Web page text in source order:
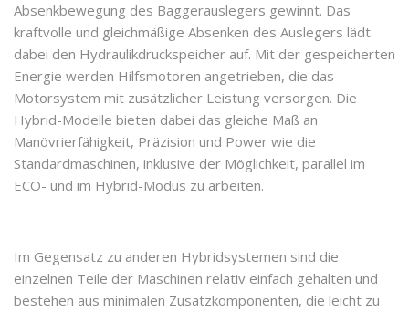
Absenkbewegung des Baggerauslegers gewinnt. Das
kraftvolle und gleichmäßige Absenken des Auslegers lädt
dabei den Hydraulikdruckspeicher auf. Mit der gespeicherten
Energie werden Hilfsmotoren angetrieben, die das
Motorsystem mit zusätzlicher Leistung versorgen. Die
Hybrid-Modelle bieten dabei das gleiche Maß an
Manövrierfähigkeit, Präzision und Power wie die
Standardmaschinen, inklusive der Möglichkeit, parallel im
ECO- und im Hybrid-Modus zu arbeiten.
Im Gegensatz zu anderen Hybridsystemen sind die
einzelnen Teile der Maschinen relativ einfach gehalten und
bestehen aus minimalen Zusatzkomponenten, die leicht zu